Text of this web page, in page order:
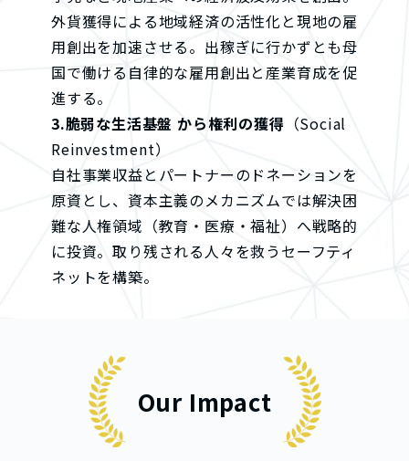
外貨獲得による地域経済の活性化と現地の雇
用創出を加速させる。出稼ぎに行かずとも母
国で働ける自律的な雇用創出と産業育成を促
進する。
3.脆弱な生活基盤 から権利の獲得 （Social
Reinvestment）
自社事業収益とパートナーのドネーションを
原資とし、資本主義のメカニズムでは解決困
難な人権領域（教育・医療・福祉）へ戦略的
に投資。取り残される人々を救うセーフティ
ネットを構築。
Our Impact